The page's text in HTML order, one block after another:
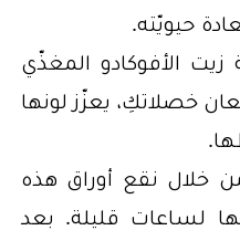
حيويّته.
الأفوكادو المغذّي
خصلاتكِ، يعزّز لونها
خلال نقع أوراق هذه
لساعات قليلة. بعد